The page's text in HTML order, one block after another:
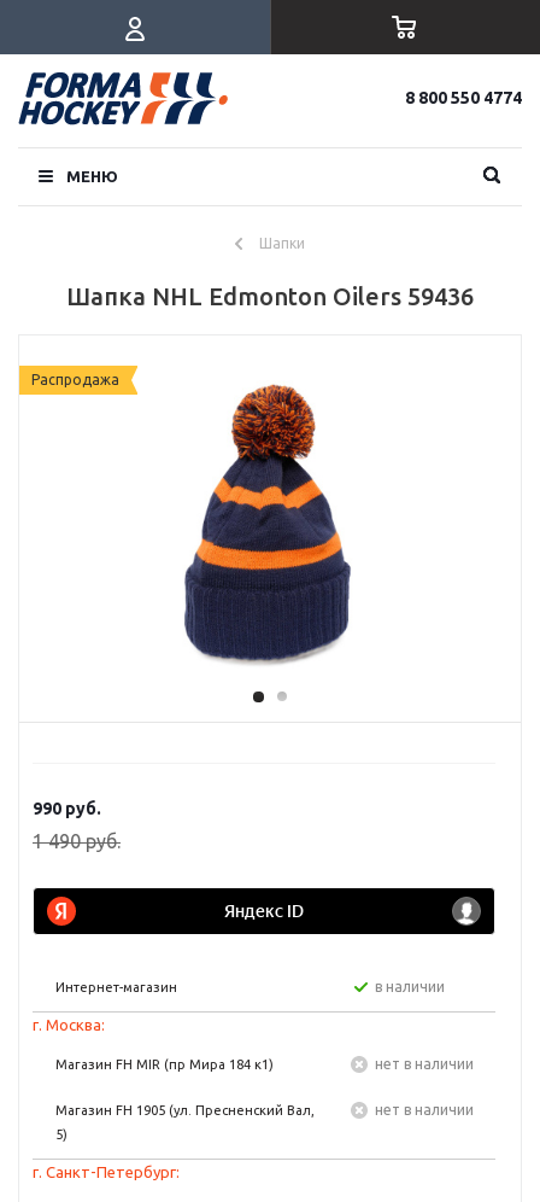
8 800 550 4774
МЕНЮ
Шапки
Шапка NHL Edmonton Oilers 59436
Распродажа
990 руб.
1 490руб.
Интернет-магазин в наличии
г. Москва:
Магазин FH MIR (пр Мира 184 к1) Нет в наличии
Магазин FH 1905 (ул. Пресненский Вал,
5)
Нет в наличии
г. Санкт-Петербург: